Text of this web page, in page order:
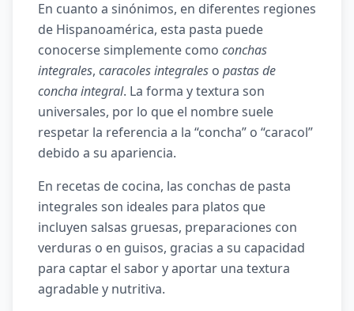
En cuanto a sinónimos, en diferentes regiones
de Hispanoamérica, esta pasta puede
conocerse simplemente como conchas
integrales, caracoles integrales o pastas de
concha integral. La forma y textura son
universales, por lo que el nombre suele
respetar la referencia a la “concha” o “caracol”
debido a su apariencia.
En recetas de cocina, las conchas de pasta
integrales son ideales para platos que
incluyen salsas gruesas, preparaciones con
verduras o en guisos, gracias a su capacidad
para captar el sabor y aportar una textura
agradable y nutritiva.